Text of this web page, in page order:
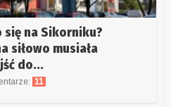
się na Sikorniku?
siłowo musiała
do...
11